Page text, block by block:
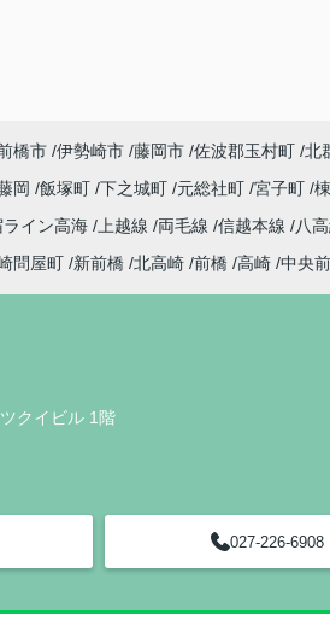
橋市 伊勢崎市 藤岡市 佐波郡玉村町 北
岡 飯塚町 下之城町 元総社町 宮子町
イン高海 上越線 両毛線 信越本線 八
問屋町 新前橋 北高崎 前橋 高崎 中央
クイビル 1階
027-226-6908